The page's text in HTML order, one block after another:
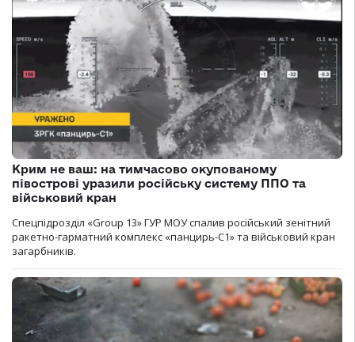
Крим не ваш: на тимчасово окупованому
півострові уразили російську систему ППО та
військовий кран
Спецпідрозділ «Group 13» ГУР МОУ спалив російський зенітний
ракетно-гарматний комплекс «панцирь-С1» та військовий кран
загарбників.